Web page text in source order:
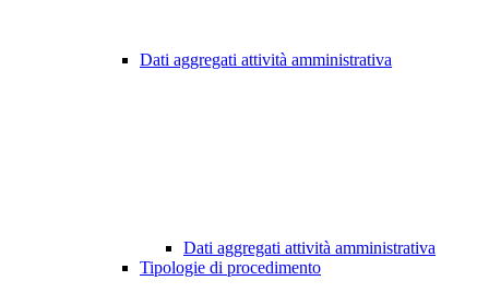
Dati aggregati attività amministrativa
Dati aggregati attività amministrativa
Tipologie di procedimento